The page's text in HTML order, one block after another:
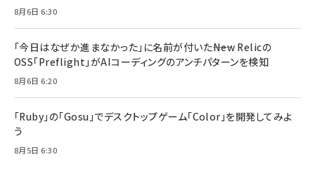
8月6日 6:30
「今日はなぜか進まなかった」に名前が付いた――New Relicの
OSS「Preflight」がAIコーディングのアンチパターンを検知
8月6日 6:20
「Ruby」の「Gosu」でデスクトップゲーム「Color」を開発してみよ
う
8月5日 6:30